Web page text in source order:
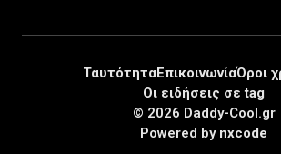
© 2026 Daddy-Cool.gr
ΤαυτότηταΕπικοινωνίαΌροι
Οι ειδήσεις σε tag
Powered by nxcode